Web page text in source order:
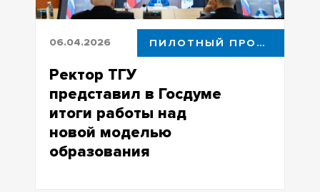
06.04.2026 ПИЛОТНЫЙ ПРОЕКТ
Ректор ТГУ
представил в Госдуме
итоги работы над
новой моделью
образования